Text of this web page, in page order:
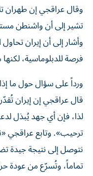
وقال عراقجي إن طهران
تشير إلى أن واشنطن
وأشار إلى أن إيران
فرصة للدبلوماسية،
ورداً على سؤال حول ما
قال عراقجي إن إيران
لذا، فإن أي جهد يُبذل
ترحيب». وتابع عراقجي
نتوصل إلى نتيجة جيدة
تماماً، وتُسرّع من عودة